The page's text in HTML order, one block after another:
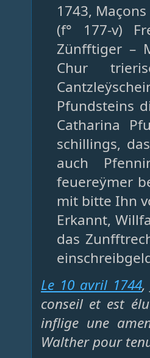
1743, Maçons
(f° 177-v)
Zünfftiger –
Chur
Pfundsteins
Catharina
schillings,
auch
feuereÿmer
mit bitte Ihn
Erkannt,
das
Le 10 avril 1744,
conseil et est
inflige une
Walther pour